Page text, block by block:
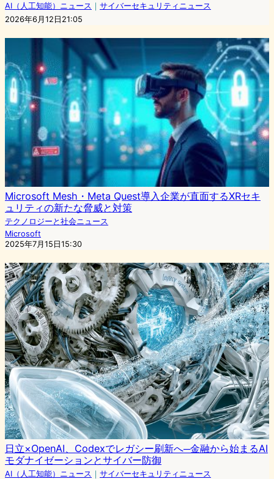
AI（人工知能）ニュース ｜ サイバーセキュリティニュース
2026年6月12日21:05
Microsoft Mesh・Meta Quest導入企業が直面するXRセキ
ュリティの新たな脅威と対策
テクノロジーと社会ニュース
Microsoft
2025年7月15日15:30
日立×OpenAI、Codexでレガシー刷新へ─金融から始まるAI
モダナイゼーションとサイバー防御
AI（人工知能）ニュース ｜ サイバーセキュリティニュース